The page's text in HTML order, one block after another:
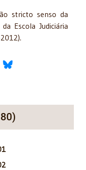
stricto senso da
Escola Judiciária